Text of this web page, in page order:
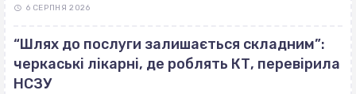
6 СЕРПНЯ 2026
“Шлях до послуги залишається складним”:
черкаські лікарні, де роблять КТ, перевірила
НСЗУ